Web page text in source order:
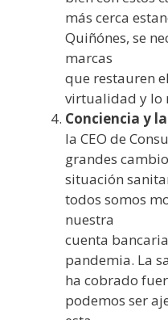
más cerca
Quiñónes, se
marcas
que restauren
virtualidad y lo
Conciencia y
la CEO de
grandes
situación
todos somos
nuestra
cuenta
pandemia. La
ha cobrado
podemos ser